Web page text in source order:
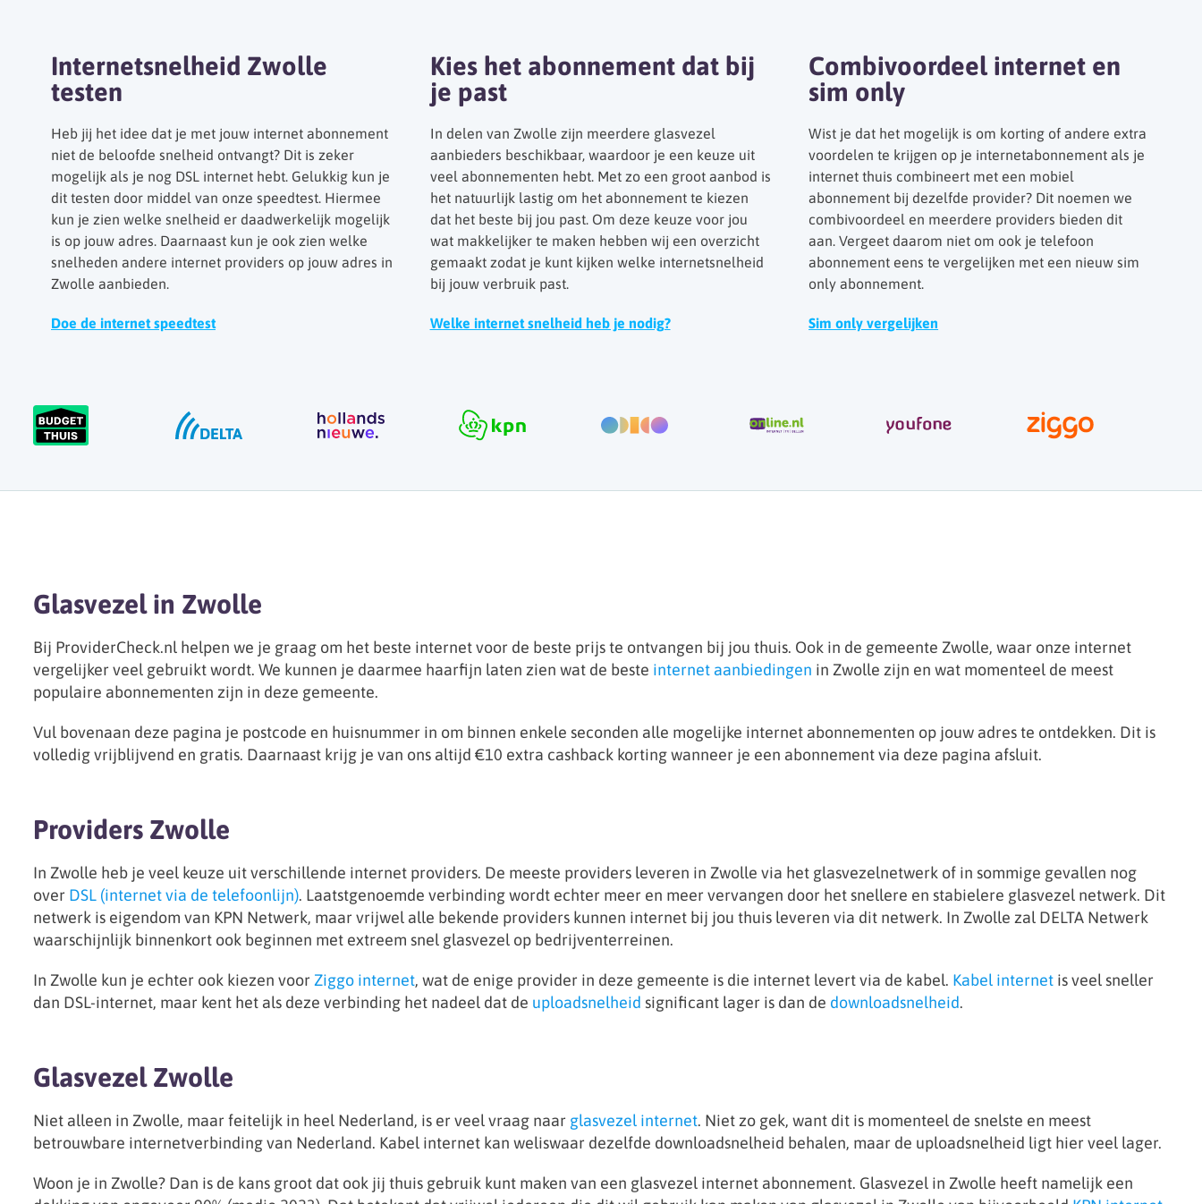
Internetsnelheid Zwolle
testen
Heb jij het idee dat je met jouw internet abonnement
niet de beloofde snelheid ontvangt? Dit is zeker
mogelijk als je nog DSL internet hebt. Gelukkig kun je
dit testen door middel van onze speedtest. Hiermee
kun je zien welke snelheid er daadwerkelijk mogelijk
is op jouw adres. Daarnaast kun je ook zien welke
snelheden andere internet providers op jouw adres in
Zwolle aanbieden.
Doe de internet speedtest
Kies het abonnement dat bij
je past
In delen van Zwolle zijn meerdere glasvezel
aanbieders beschikbaar, waardoor je een keuze uit
veel abonnementen hebt. Met zo een groot aanbod is
het natuurlijk lastig om het abonnement te kiezen
dat het beste bij jou past. Om deze keuze voor jou
wat makkelijker te maken hebben wij een overzicht
gemaakt zodat je kunt kijken welke internetsnelheid
bij jouw verbruik past.
Welke internet snelheid heb je nodig?
Combivoordeel internet en
sim only
Wist je dat het mogelijk is om korting of andere extra
voordelen te krijgen op je internetabonnement als je
internet thuis combineert met een mobiel
abonnement bij dezelfde provider? Dit noemen we
combivoordeel en meerdere providers bieden dit
aan. Vergeet daarom niet om ook je telefoon
abonnement eens te vergelijken met een nieuw sim
only abonnement.
Sim only vergelijken
Glasvezel in Zwolle
Bij ProviderCheck.nl helpen we je graag om het beste internet voor de beste prijs te ontvangen bij jou thuis. Ook in de gemeente Zwolle, waar onze internet
vergelijker veel gebruikt wordt. We kunnen je daarmee haarfijn laten zien wat de beste internet aanbiedingen in Zwolle zijn en wat momenteel de meest
populaire abonnementen zijn in deze gemeente.
Vul bovenaan deze pagina je postcode en huisnummer in om binnen enkele seconden alle mogelijke internet abonnementen op jouw adres te ontdekken. Dit is
volledig vrijblijvend en gratis. Daarnaast krijg je van ons altijd €10 extra cashback korting wanneer je een abonnement via deze pagina afsluit.
Providers Zwolle
In Zwolle heb je veel keuze uit verschillende internet providers. De meeste providers leveren in Zwolle via het glasvezelnetwerk of in sommige gevallen nog
over DSL (internet via de telefoonlijn). Laatstgenoemde verbinding wordt echter meer en meer vervangen door het snellere en stabielere glasvezel netwerk. Dit
netwerk is eigendom van KPN Netwerk, maar vrijwel alle bekende providers kunnen internet bij jou thuis leveren via dit netwerk. In Zwolle zal DELTA Netwerk
waarschijnlijk binnenkort ook beginnen met extreem snel glasvezel op bedrijventerreinen.
In Zwolle kun je echter ook kiezen voor Ziggo internet, wat de enige provider in deze gemeente is die internet levert via de kabel. Kabel internet is veel sneller
dan DSL-internet, maar kent het als deze verbinding het nadeel dat de uploadsnelheid significant lager is dan de downloadsnelheid.
Glasvezel Zwolle
Niet alleen in Zwolle, maar feitelijk in heel Nederland, is er veel vraag naar glasvezel internet. Niet zo gek, want dit is momenteel de snelste en meest
betrouwbare internetverbinding van Nederland. Kabel internet kan weliswaar dezelfde downloadsnelheid behalen, maar de uploadsnelheid ligt hier veel lager.
Woon je in Zwolle? Dan is de kans groot dat ook jij thuis gebruik kunt maken van een glasvezel internet abonnement. Glasvezel in Zwolle heeft namelijk een